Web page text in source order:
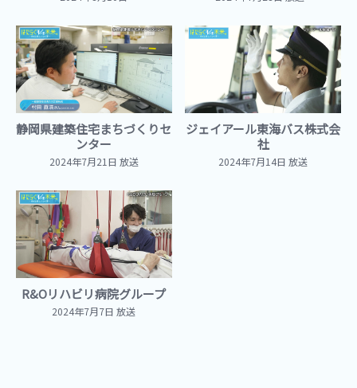
静岡県建築住宅まちづくりセ
ンター
2024年7月21日 放送
ジェイアール東海バス株式会
社
2024年7月14日 放送
R&Oリハビリ病院グループ
2024年7月7日 放送